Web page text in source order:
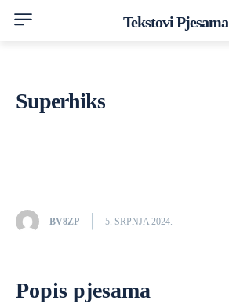
Tekstovi Pjesama
Superhiks
BV8ZP 5. SRPNJA 2024.
Popis pjesama